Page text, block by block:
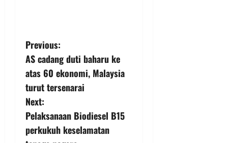
Previous:
AS cadang duti baharu ke
atas 60 ekonomi, Malaysia
turut tersenarai
Next:
Pelaksanaan Biodiesel B15
perkukuh keselamatan